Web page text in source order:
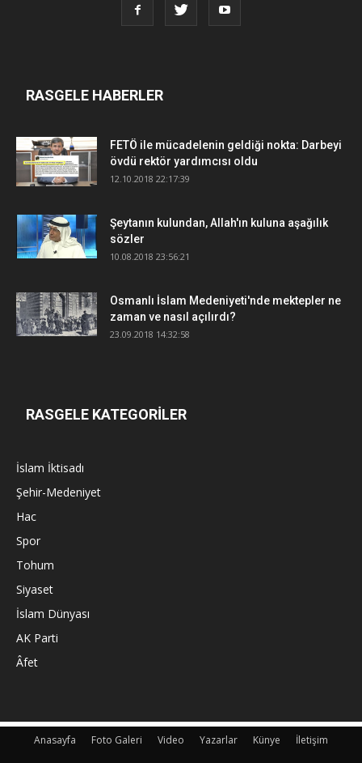
RASGELE HABERLER
FETÖ ile mücadelenin geldiği nokta: Darbeyi
övdü rektör yardımcısı oldu
12.10.2018 22:17:39
Şeytanın kulundan, Allah'ın kuluna aşağılık
sözler
10.08.2018 23:56:21
Osmanlı İslam Medeniyeti'nde mektepler ne
zaman ve nasıl açılırdı?
23.09.2018 14:32:58
RASGELE KATEGORİLER
İslam İktisadı
Şehir-Medeniyet
Hac
Spor
Tohum
Siyaset
İslam Dünyası
AK Parti
Âfet
Anasayfa Foto Galeri Video Yazarlar Künye
İletişim